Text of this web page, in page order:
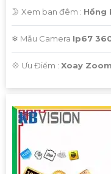
🌛 Xem ban đêm : Hồng
❄ Mẫu Camera Ip67
️💠 Ưu Điểm : Xoay